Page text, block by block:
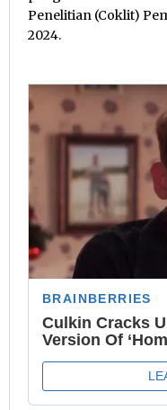
Penelitian (Coklit)
2024.